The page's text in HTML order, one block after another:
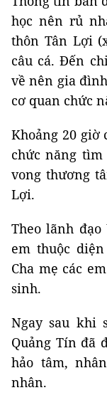
học nên rủ
thôn Tân Lợi
câu cá. Đến
về nên gia
cơ quan chức
Khoảng 20 giờ
chức năng
vong thương
Lợi.
Theo lãnh
em thuộc
Cha mẹ các
sinh.
Ngay sau khi
Quảng Tín đã
hảo tâm,
nhân.